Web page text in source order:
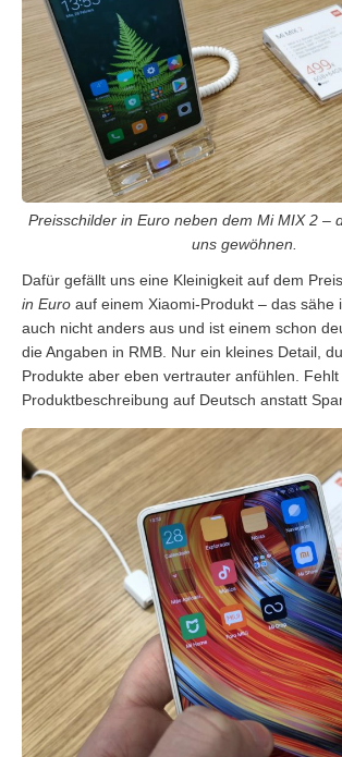
Preisschilder in Euro neben dem Mi MIX 2 –
uns gewöhnen.
Dafür gefällt uns eine Kleinigkeit auf dem
in Euro auf einem Xiaomi-Produkt – das sähe
auch nicht anders aus und ist einem schon
die Angaben in RMB. Nur ein kleines Detail,
Produkte aber eben vertrauter anfühlen.
Produktbeschreibung auf Deutsch anstatt